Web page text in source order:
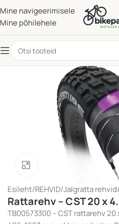
Mine navigeerimisele
Mine põhilehele
Klõpsake suurendamiseks
Esileht/REHVID/Jalgratta rehvid/
Rattarehv – CST 20 x
TB00573300 – CST rattarehv 20